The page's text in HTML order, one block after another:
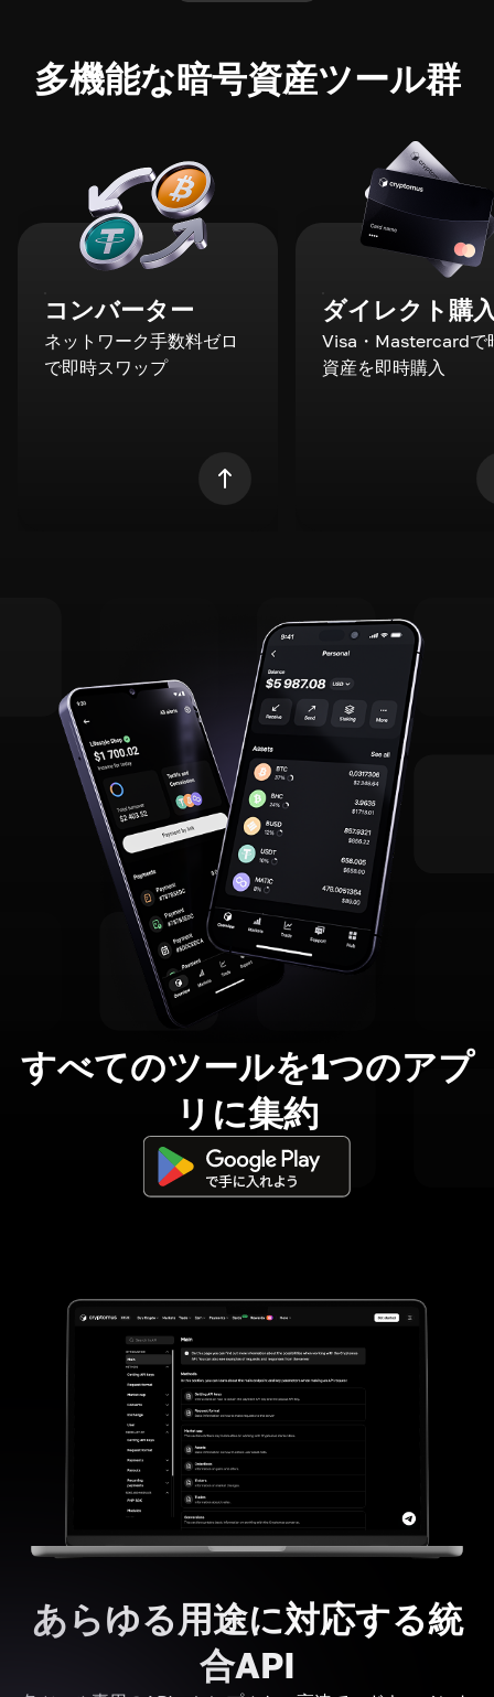
多機能な暗号資産ツール群
コンバーター
ネットワーク手数料ゼロ
で即時スワップ
ダイレクト購
Visa・Mastercardで
資産を即時購入
すべてのツールを1つのアプ
リに集約
あらゆる用途に対応する統
合API